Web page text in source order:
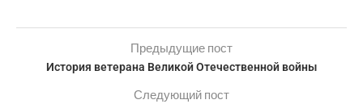
Предыдущие пост
История ветерана Великой Отечественной войны
Следующий пост